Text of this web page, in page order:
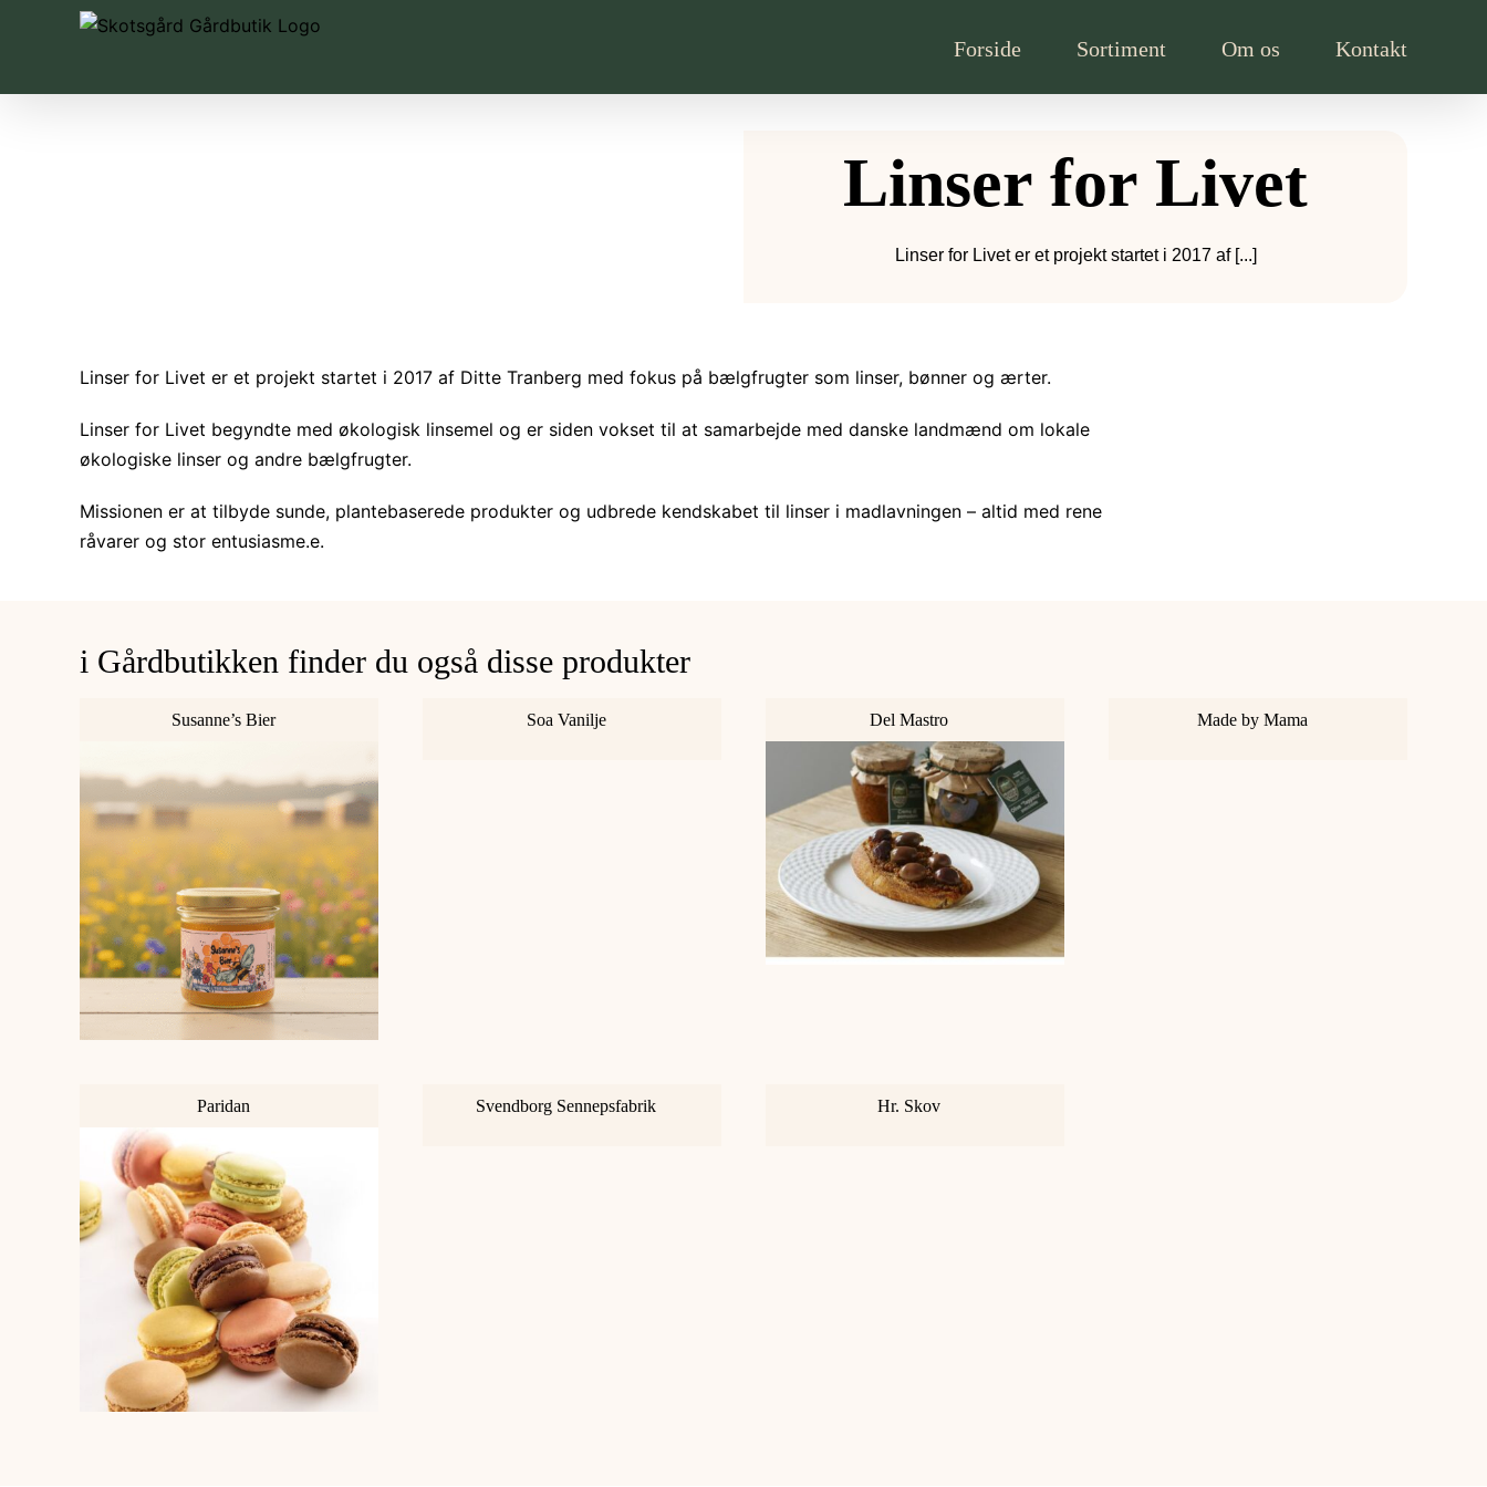
Forside Sortiment Om os Kontakt
Linser for Livet
Linser for Livet er et projekt startet i 2017 af [...]
Linser for Livet er et projekt startet i 2017 af Ditte Tranberg med fokus på bælgfrugter som linser, bønner og ærter.
Linser for Livet begyndte med økologisk linsemel og er siden vokset til at samarbejde med danske landmænd om lokale
økologiske linser og andre bælgfrugter.
Missionen er at tilbyde sunde, plantebaserede produkter og udbrede kendskabet til linser i madlavningen – altid med rene
råvarer og stor entusiasme.e.
i Gårdbutikken finder du også disse produkter
Susanne’s Bier Soa Vanilje Del Mastro Made by Mama
Paridan Svendborg Sennepsfabrik Hr. Skov